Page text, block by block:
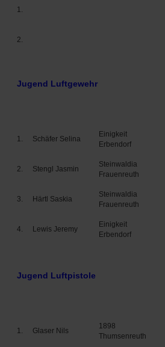
1.
2.
Jugend Luftgewehr
1. Schäfer Selina
Einigkeit
Erbendorf
2. Stengl Jasmin
Steinwaldia
Frauenreuth
3. Härtl Saskia
Steinwaldia
Frauenreuth
4. Lewis Jeremy
Einigkeit
Erbendorf
Jugend Luftpistole
1. Glaser Nils
1898
Thumsenreuth